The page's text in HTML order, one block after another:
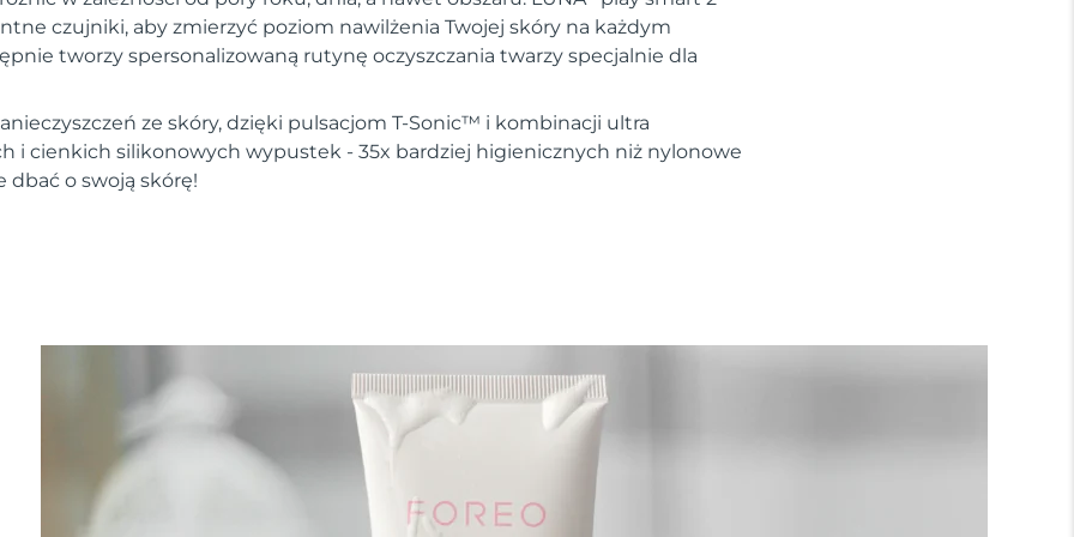
czujniki, aby zmierzyć poziom nawilżenia Twojej skóry na każdym
tworzy spersonalizowaną rutynę oczyszczania twarzy specjalnie dla
ze skóry, dzięki pulsacjom T-Sonic™ i kombinacji ultra
i cienkich silikonowych wypustek - 35x bardziej higienicznych niż nylonowe
dbać o swoją skórę!